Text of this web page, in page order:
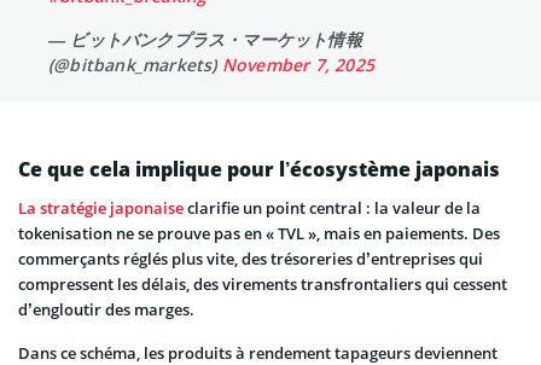
— ビットバンクプラス・マーケット情報
(@bitbank_markets) November 7, 2025
Ce que cela implique pour l’écosystème japonais
La stratégie japonaiseclarifie un point central : la valeur de la
tokenisation ne se prouve pas en « TVL », mais en paiements. Des
commerçants réglés plus vite, des trésoreries d’entreprises qui
compressent les délais, des virements transfrontaliers qui cessent
d’engloutir des marges.
Dans ce schéma, les produits à rendement tapageurs deviennent